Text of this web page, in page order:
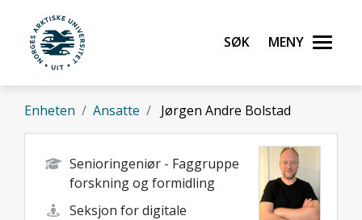
Gå til hovedinnhold
UiT Norges arktiske universitet
Søk Meny
Enheten Ansatte Jørgen Andre Bolstad
Senioringeniør - Faggruppe
forskning og formidling
Seksjon for digitale